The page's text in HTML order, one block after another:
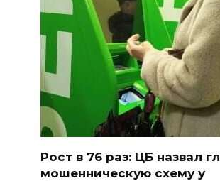
Рост в 76 раз: ЦБ назвал
мошенническую схему у